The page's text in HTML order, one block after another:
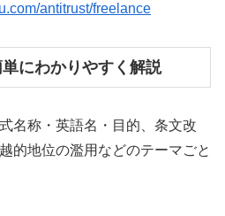
antitrust/freelance
にわかりやすく解説
名称・英語名・目的、条文改
的地位の濫用などのテーマごと